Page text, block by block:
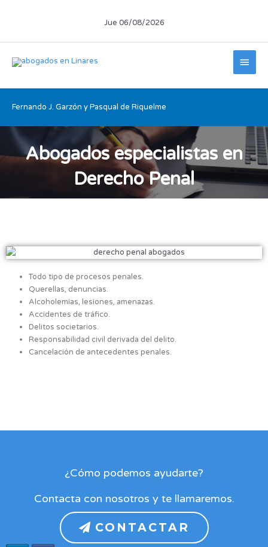
Jue 06/08/2026
Fernando J. Garzón y Pasqual de Riquelme
Abogados especialistas en
Derecho Penal
Todo tipo de procesos penales.
Querellas, denuncias.
Alcoholemias, lesiones, amenazas.
Accidentes de tráfico.
Delitos societarios.
Responsabilidad civil derivada del delito.
Cancelación de antecedentes penales.
¿Cómo podemos ayudarte?
Contacta con nosotros y te llamaremos.
CONTACTAR